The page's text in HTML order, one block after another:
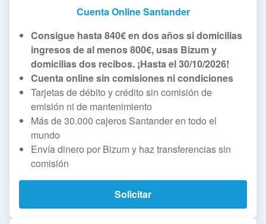
Cuenta Online Santander
Consigue hasta 840€ en dos años si domicilias
ingresos de al menos 800€, usas Bizum y
domicilias dos recibos. ¡Hasta el 30/10/2026!
Cuenta online sin comisiones ni condiciones
Tarjetas de débito y crédito sin comisión de
emisión ni de mantenimiento
Más de 30.000 cajeros Santander en todo el
mundo
Envía dinero por Bizum y haz transferencias sin
comisión
Solicitar